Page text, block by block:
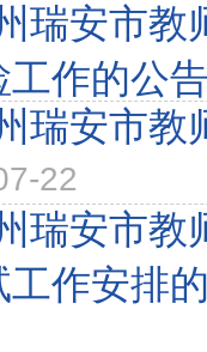
瑞安市教
工作的公
瑞安市教
22
瑞安市教
作安排